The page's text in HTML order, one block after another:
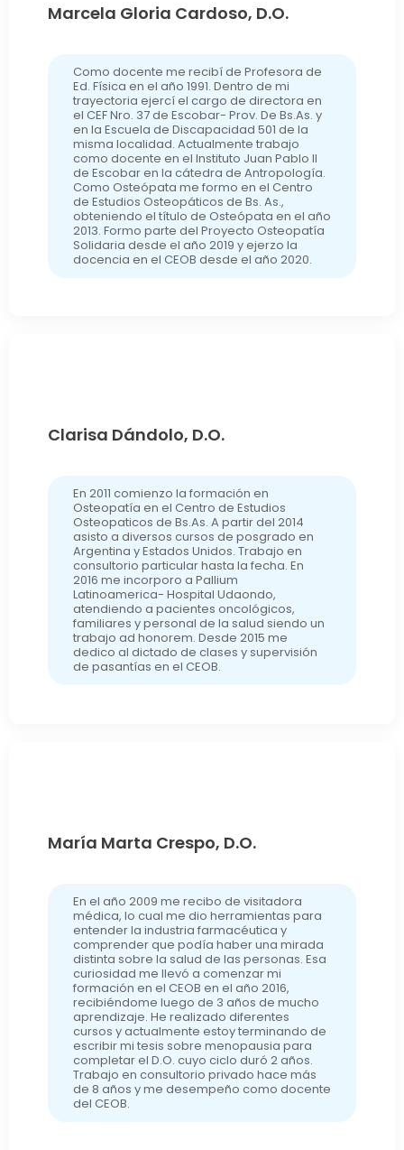
Marcela Gloria Cardoso, D.O.
Como docente me recibí de Profesora de
Ed. Física en el año 1991. Dentro de mi
trayectoria ejercí el cargo de directora en
el CEF Nro. 37 de Escobar- Prov. De Bs.As. y
en la Escuela de Discapacidad 501 de la
misma localidad. Actualmente trabajo
como docente en el Instituto Juan Pablo II
de Escobar en la cátedra de Antropología.
Como Osteópata me formo en el Centro
de Estudios Osteopáticos de Bs. As.,
obteniendo el título de Osteópata en el año
2013. Formo parte del Proyecto Osteopatía
Solidaria desde el año 2019 y ejerzo la
docencia en el CEOB desde el año 2020.
Clarisa Dándolo, D.O.
En 2011 comienzo la formación en
Osteopatía en el Centro de Estudios
Osteopaticos de Bs.As. A partir del 2014
asisto a diversos cursos de posgrado en
Argentina y Estados Unidos. Trabajo en
consultorio particular hasta la fecha. En
2016 me incorporo a Pallium
Latinoamerica- Hospital Udaondo,
atendiendo a pacientes oncológicos,
familiares y personal de la salud siendo un
trabajo ad honorem. Desde 2015 me
dedico al dictado de clases y supervisión
de pasantías en el CEOB.
María Marta Crespo, D.O.
En el año 2009 me recibo de visitadora
médica, lo cual me dio herramientas para
entender la industria farmacéutica y
comprender que podía haber una mirada
distinta sobre la salud de las personas. Esa
curiosidad me llevó a comenzar mi
formación en el CEOB en el año 2016,
recibiéndome luego de 3 años de mucho
aprendizaje. He realizado diferentes
cursos y actualmente estoy terminando de
escribir mi tesis sobre menopausia para
completar el D.O. cuyo ciclo duró 2 años.
Trabajo en consultorio privado hace más
de 8 años y me desempeño como docente
del CEOB.